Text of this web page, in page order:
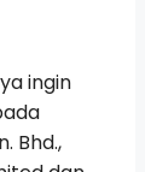
ingin
Bhd.,